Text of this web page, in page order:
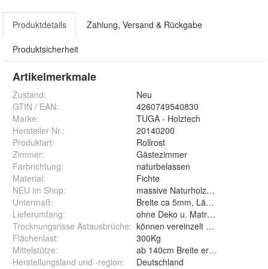
Produktdetails Zahlung, Versand & Rückgabe
Produktsicherheit
Artikelmerkmale
Zustand:
Neu
GTIN / EAN:
4260749540830
Marke:
TUGA - Holztech
Hersteller Nr.:
20140200
Produktart:
Rollrost
Zimmer:
Gästezimmer
Farbrichtung:
naturbelassen
Material:
Fichte
NEU im Shop:
massive Naturholzbetten
Untermaß:
Breite ca 5mm, Länge ca 5cm
Lieferumfang:
ohne Deko u. Matratze
Trocknungsrisse Astausbrüche: können vereinzelt auftreten
Flächenlast:
300Kg
Mittelstütze:
ab 140cm Breite erforderlich
Herstellungsland und -region: Deutschland